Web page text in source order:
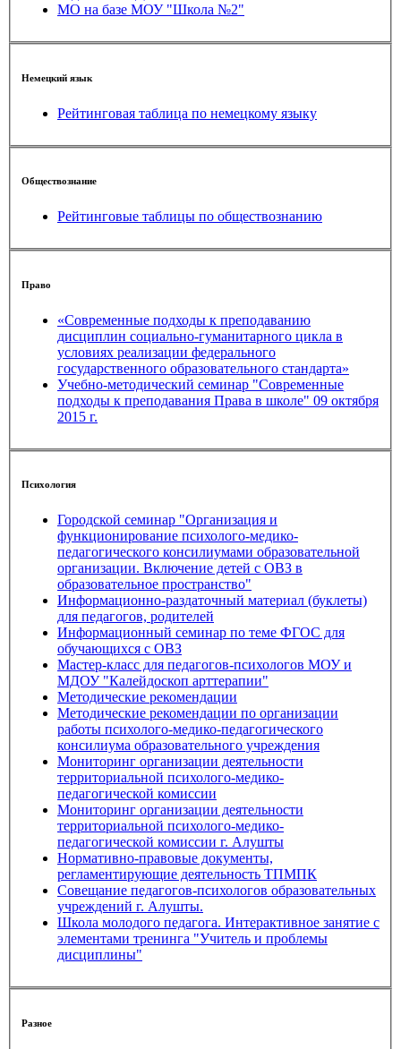
МО на базе МОУ "Школа №2"
Немецкий язык
Рейтинговая таблица по немецкому языку
Обществознание
Рейтинговые таблицы по обществознанию
Право
«Современные подходы к преподаванию
дисциплин социально-гуманитарного цикла в
условиях реализации федерального
государственного образовательного стандарта»
Учебно-методический семинар "Современные
подходы к преподавания Права в школе" 09 октября
2015 г.
Психология
Городской семинар "Организация и
функционирование психолого-медико-
педагогического консилиумами образовательной
организации. Включение детей с ОВЗ в
образовательное пространство"
Информационно-раздаточный материал (буклеты)
для педагогов, родителей
Информационный семинар по теме ФГОС для
обучающихся с ОВЗ
Мастер-класс для педагогов-психологов МОУ и
МДОУ "Калейдоскоп арттерапии"
Методические рекомендации
Методические рекомендации по организации
работы психолого-медико-педагогического
консилиума образовательного учреждения
Мониторинг организации деятельности
территориальной психолого-медико-
педагогической комиссии
Мониторинг организации деятельности
территориальной психолого-медико-
педагогической комиссии г. Алушты
Нормативно-правовые документы,
регламентирующие деятельность ТПМПК
Совещание педагогов-психологов образовательных
учреждений г. Алушты.
Школа молодого педагога. Интерактивное занятие с
элементами тренинга "Учитель и проблемы
дисциплины"
Разное